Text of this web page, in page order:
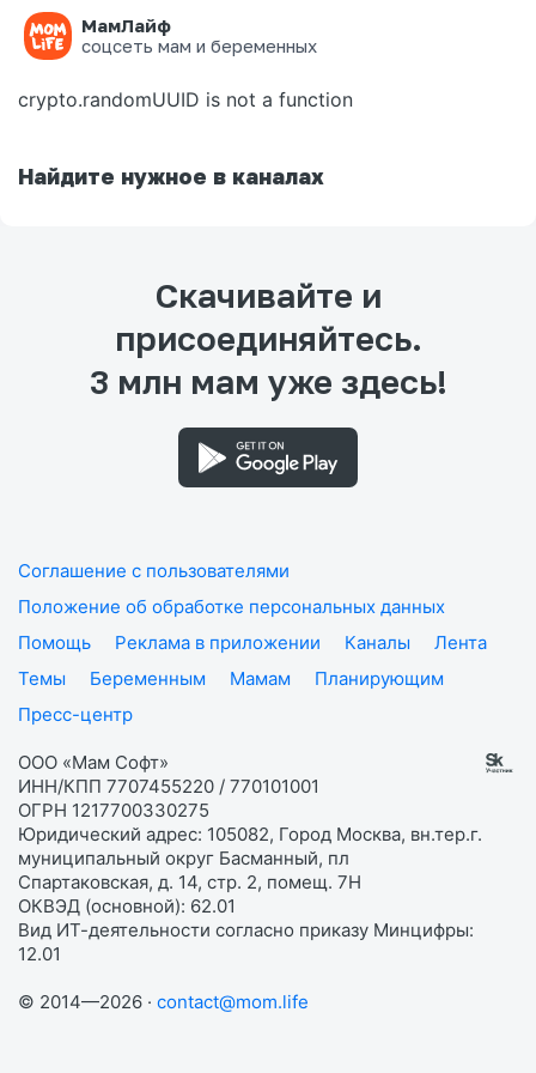
МамЛайф
соцсеть мам и беременных
Ошибка на странице
crypto.randomUUID is not a function
Найдите нужное в каналах
Скачивайте и
присоединяйтесь.
3 млн мам уже здесь!
Соглашение с пользователями
Положение об обработке персональных данных
Помощь
Реклама в приложении Каналы
Лента
Темы
Беременным Мамам
Планирующим
Пресс-центр
ООО «Мам Софт»
ИНН/КПП 7707455220 / 770101001
ОГРН 1217700330275
Юридический адрес: 105082, Город Москва, вн.тер.г.
муниципальный округ Басманный, пл
Спартаковская, д. 14, стр. 2, помещ. 7Н
ОКВЭД (основной): 62.01
Вид ИТ-деятельности согласно приказу Минцифры:
12.01
© 2014—2026 · contact@mom.life